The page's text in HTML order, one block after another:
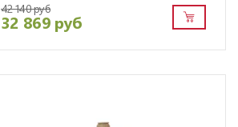
42 140 руб
32 869 руб